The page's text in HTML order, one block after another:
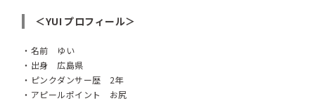
＜YUI プロフィール＞
・名前 ゆい
・出身 広島県
・ピンクダンサー歴 2年
・アピールポイント お尻